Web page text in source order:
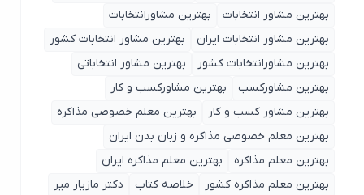
بهترین مشاور انتخابات
بهترین مشاورانتخابات
بهترین مشاور انتخابات ایران
بهترین مشاور انتخابات کشور
بهترین مشاورانتخابات کشور
بهترین مشاور انتخاباتی
بهترین مشاورکسب
بهترین مشاورکسب و کار
بهترین مشاور کسب و کار
بهترین معلم خصوصی مذاکره
بهترین معلم خصوصی مذاکره و زبان بدن ایران
بهترین معلم مذاکره
بهترین معلم مذاکره ایران
بهترین معلم مذاکره کشور
خلاصه کتاب
دکتر مازیار میر